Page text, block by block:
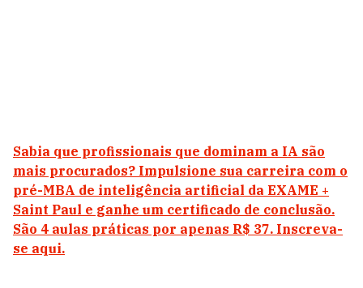
Sabia que profissionais que dominam a IA são
mais procurados? Impulsione sua carreira com o
pré-MBA de inteligência artificial da EXAME +
Saint Paul e ganhe um certificado de conclusão.
São 4 aulas práticas por apenas R$ 37. Inscreva-
se aqui.